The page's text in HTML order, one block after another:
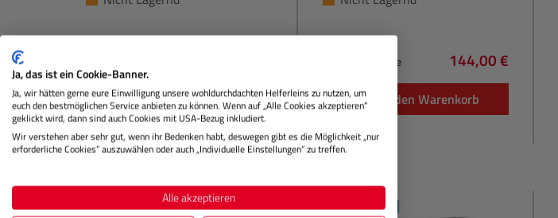
In den Warenkorb
Sie zahlen heute
Regulärer Preis:
144,00 €
In den Warenkorb
Ja, das ist ein Cookie-Banner.
Ja, wir hätten gerne eure Einwilligung unsere wohldurchdachten Helferleins zu nutzen, um
euch den bestmöglichen Service anbieten zu können. Wenn auf „Alle Cookies akzeptieren“
geklickt wird, dann sind auch Cookies mit USA-Bezug inkludiert.
Wir verstehen aber sehr gut, wenn ihr Bedenken habt, deswegen gibt es die Möglichkeit „nur
erforderliche Cookies“ auszuwählen oder auch „Individuelle Einstellungen“ zu treffen.
Alle akzeptieren